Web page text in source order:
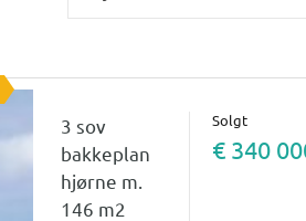
3 sov
bakkeplan
hjørne m.
146 m2
Solgt
€ 340